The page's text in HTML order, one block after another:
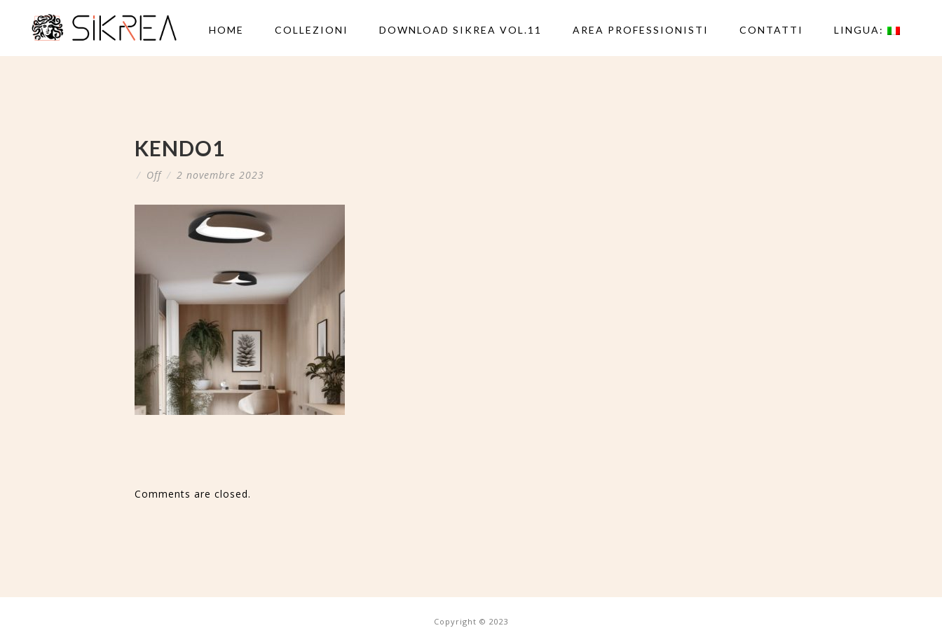
HOME COLLEZIONI DOWNLOAD SIKREA VOL.11 AREA PROFESSIONISTI CONTATTI LINGUA:
KENDO1
/ Off / 2 novembre 2023
Comments are closed.
Copyright © 2023